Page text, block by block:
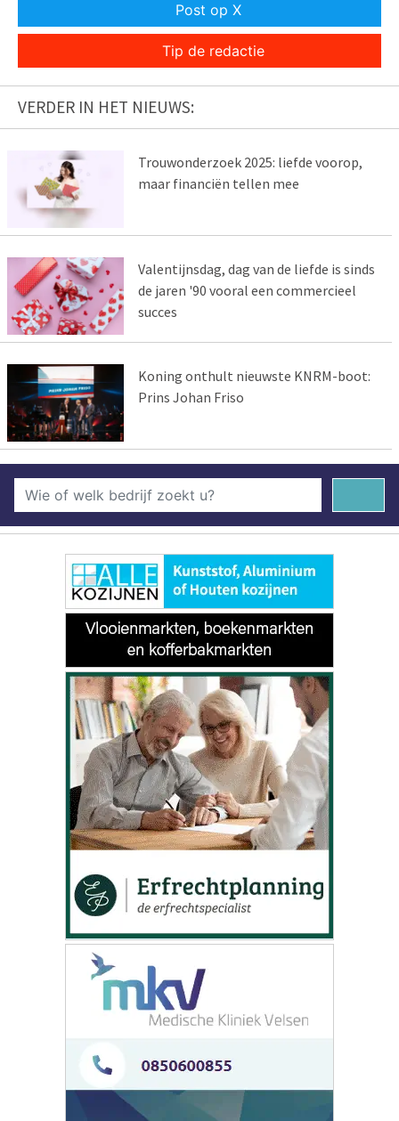
Post op X
Tip de redactie
VERDER IN HET NIEUWS:
Trouwonderzoek 2025: liefde voorop,
maar financiën tellen mee
Valentijnsdag, dag van de liefde is sinds
de jaren '90 vooral een commercieel
succes
Koning onthult nieuwste KNRM-boot:
Prins Johan Friso